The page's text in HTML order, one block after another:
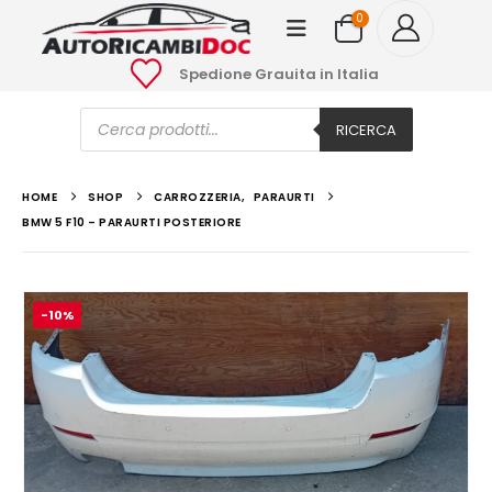
0
Spedione Grauita in Italia
Ricerca
prodotti RICERCA
HOME SHOP CARROZZERIA, PARAURTI
BMW 5 F10 – PARAURTI POSTERIORE
-10%